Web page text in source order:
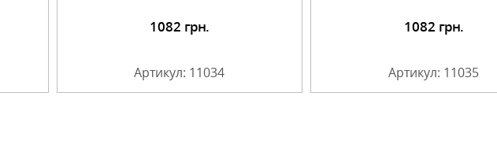
1082 грн.
Артикул: 11034
Подробнее 1082 грн.
Артикул: 11035
Подробнее